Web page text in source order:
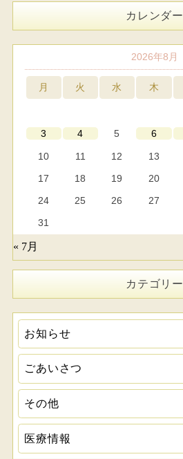
カレンダー
2026年8月
月 火 水 木
3 4 5 6
10 11 12 13
17
18 19 20
24
25 26 27
31
« 7月
カテゴリー
お知らせ
ごあいさつ
その他
医療情報